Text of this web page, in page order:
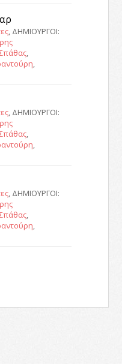
, ΔΗΜΙΟΥΡΓΟΙ:
,
,
, ΔΗΜΙΟΥΡΓΟΙ:
,
,
, ΔΗΜΙΟΥΡΓΟΙ:
,
,